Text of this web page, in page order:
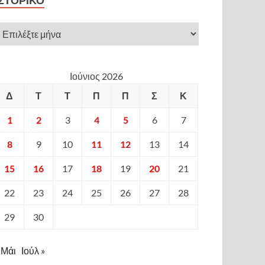
Ιούνιος 2026
Δ
Τ Τ Π Π Σ Κ
1 2 3 4 5 6 7
8 9 10 11 12 13 14
15 16 17 18 19 20 21
22 23 24 25 26 27 28
29 30
Ιούλ »